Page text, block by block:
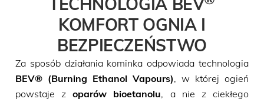
KOMFORT OGNIA I
BEZPIECZEŃSTWO
Za sposób działania kominka odpowiada technologia
BEV® (Burning Ethanol Vapours), w której ogień
powstaje zoparów bioetanolu, a nie z ciekłego